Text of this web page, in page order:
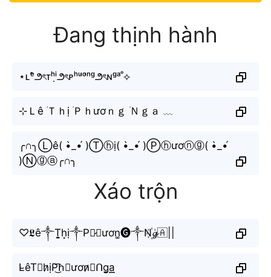
Đang thịnh hành
⋆ʟᵉ̂౨ৎᴛʰⁱ̣౨ৎᴘʰᵘ̛ᵒ̛ⁿᵍ౨ৎɴᵍᵃ˚⟡
⊹Ｌê ࣪Ｔｈị ࣪Ｐｈươｎｇ ࣪Ｎｇａ ﹏
╭∩╮Ⓛê( •̀_•́ )Ⓣⓗị( •̀_•́ )Ⓟⓗươⓝⓖ( •̀_•́
)Ⓝⓖⓐ╭∩╮
Xáo trộn
♡𝕷ê༒︎T̬̤̯h͙ị༒︎P༒︎̷𝓱ươn͚🅖༒︎N꙰𝓰🇦||
L̴êT⨳h̷ịP͜͡h⃕ươn̷̷𝑔ᑎg̬̤̯a͟͟